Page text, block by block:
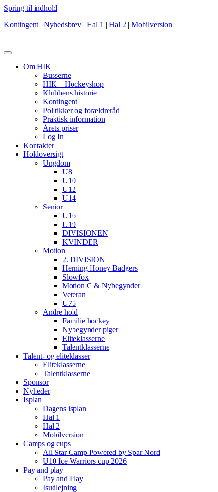
Spring til indhold
Kontingent | Nyhedsbrev | Hal 1 | Hal 2 | Mobilversion
Om HIK
Busserne
HIK – Hockeyshop
Klubbens historie
Kontingent
Politikker og forældreråd
Praktisk information
Årets priser
Log In
Kontakter
Holdoversigt
Ungdom
U8
U10
U12
U14
Senior
U16
U19
DIVISIONEN
KVINDER
Motion
2. DIVISION
Herning Honey Badgers
Slowfox
Motion C & Nybegynder
Veteran
U75
Andre hold
Familie hockey
Nybegynder piger
Eliteklasserne
Talentklasserne
Talent- og eliteklasser
Eliteklasserne
Talentklasserne
Sponsor
Nyheder
Isplan
Dagens isplan
Hal 1
Hal 2
Mobilversion
Camps og cups
All Star Camp Powered by Spar Nord
U10 Ice Warriors cup 2026
Pay and play
Pay and Play
Isudlejning